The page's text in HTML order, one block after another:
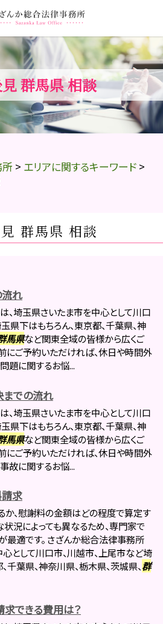
群馬県 相談
> エリアに関するキーワード >
群馬県 相談
れ
、埼玉県さいたま市を中心として川口
県下はもちろん、東京都、千葉県、神
馬県など関東全域の皆様から広くご
にご予約いただければ、休日や時間外
題に関するお悩...
での流れ
、埼玉県さいたま市を中心として川口
県下はもちろん、東京都、千葉県、神
馬県など関東全域の皆様から広くご
にご予約いただければ、休日や時間外
故に関するお悩...
求
か、慰謝料の金額はどの程度で算定す
況によっても異なるため、専門家で
最適です。 さざんか総合法律事務所
として川口市、川越市、上尾市など埼
千葉県、神奈川県、栃木県、茨城県、群
できる費用は？